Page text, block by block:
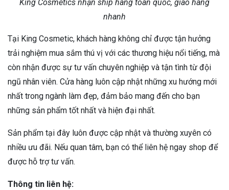
King Cosmetics nhận ship hàng toàn quốc, giao hàng
nhanh
Tại King Cosmetic, khách hàng không chỉ được tận hưởng
trải nghiệm mua sắm thú vị với các thương hiệu nổi tiếng, mà
còn nhận được sự tư vấn chuyên nghiệp và tận tình từ đội
ngũ nhân viên. Cửa hàng luôn cập nhật những xu hướng mới
nhất trong ngành làm đẹp, đảm bảo mang đến cho bạn
những sản phẩm tốt nhất và hiện đại nhất.
Sản phẩm tại đây luôn được cập nhật và thường xuyên có
nhiều ưu đãi. Nếu quan tâm, bạn có thể liên hệ ngay shop để
được hỗ trợ tư vấn.
Thông tin liên hệ: